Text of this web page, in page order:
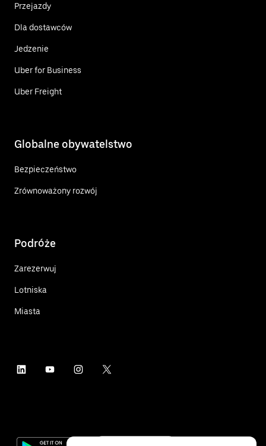
Przejazdy
Dla dostawców
Jedzenie
Uber for Business
Uber Freight
Globalne obywatelstwo
Bezpieczeństwo
Zrównoważony rozwój
Podróże
Zarezerwuj
Lotniska
Miasta